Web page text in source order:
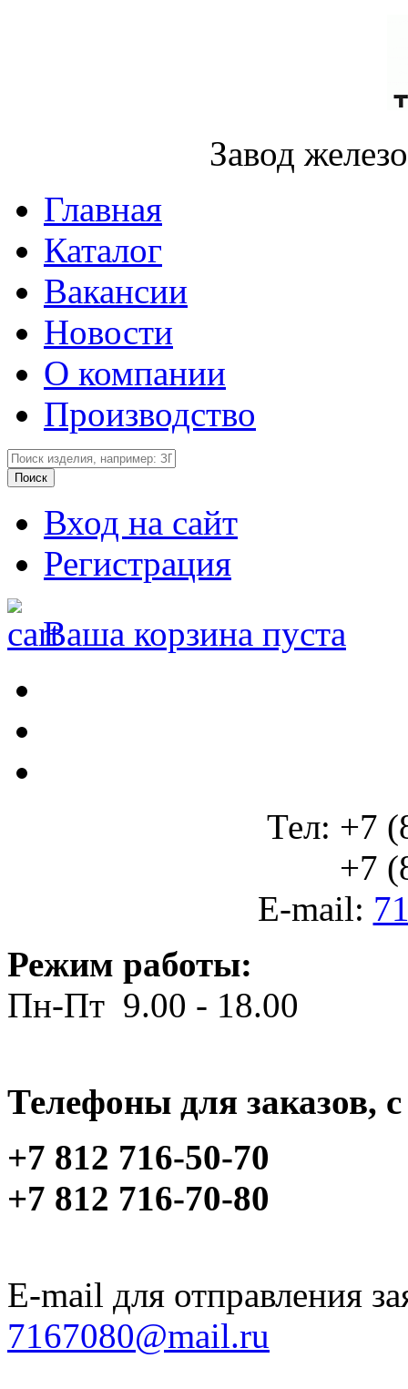
Завод
Главная
Каталог
Вакансии
Новости
О компании
Производство
Вход на сайт
Регистрация
Ваша корзина пуста
Тел: +7
+7
E-mail:
Режим работы:
Пн-Пт 9.00 - 18.00
Телефоны для заказов,
+7 812 716-50-70
+7 812 716-70-80
E-mail для отправления
7167080@mail.ru